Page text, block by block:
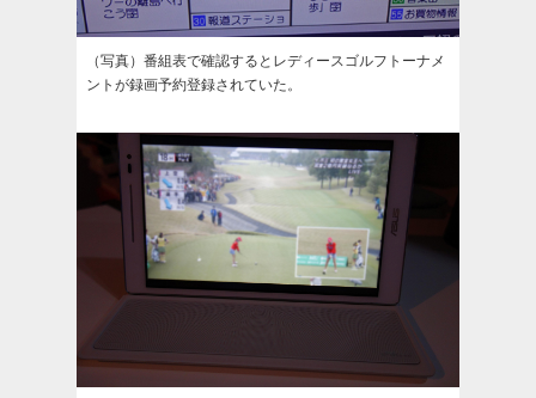
（写真）番組表で確認するとレディースゴルフトーナメ
ントが録画予約登録されていた。